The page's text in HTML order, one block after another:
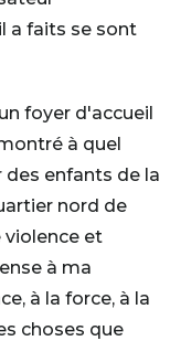
a faits se sont
foyer d'accueil
à quel
enfants de la
nord de
violence et
à ma
à la force, à la
choses que